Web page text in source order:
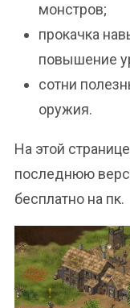
монстров;
прокачка
повышение
сотни
оружия.
На этой
последнюю
бесплатно на пк.